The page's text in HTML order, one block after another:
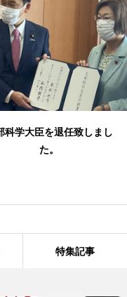
ラーム・エマニュエル
国大使大臣室 訪問・
特集記事